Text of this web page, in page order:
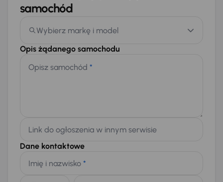
samochód
Wybierz markę i model
Opis żądanego samochodu
Opisz samochód *
Link do ogłoszenia w innym serwisie
Dane kontaktowe
Imię i nazwisko *